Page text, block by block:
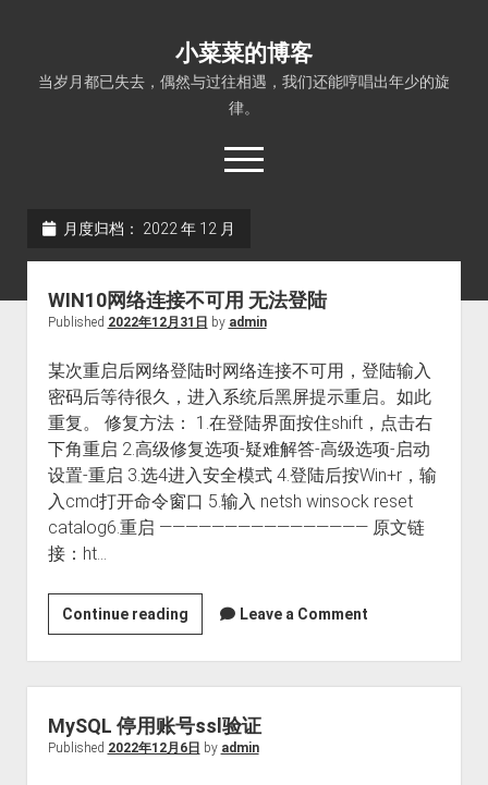
小菜菜的博客
当岁月都已失去，偶然与过往相遇，我们还能哼唱出年少的旋
律。
open
menu
月度归档： 2022 年 12 月
WIN10网络连接不可用 无法登陆
Published 2022年12月31日 by admin
某次重启后网络登陆时网络连接不可用，登陆输入
密码后等待很久，进入系统后黑屏提示重启。如此
重复。 修复方法： 1.在登陆界面按住shift，点击右
下角重启 2.高级修复选项-疑难解答-高级选项-启动
设置-重启 3.选4进入安全模式 4.登陆后按Win+r，输
入cmd打开命令窗口 5.输入 netsh winsock reset
catalog6.重启 ———————————————— 原文链
接：ht…
Continue readingWIN10
网
络
连
接
不
Leave a Comment
MySQL 停用账号ssl验证
Published 2022年12月6日 by admin